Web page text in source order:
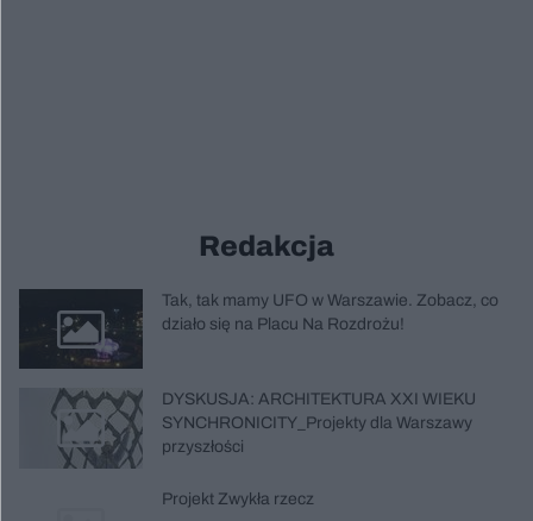
Redakcja
Tak, tak mamy UFO w Warszawie. Zobacz, co
działo się na Placu Na Rozdrożu!
DYSKUSJA: ARCHITEKTURA XXI WIEKU
SYNCHRONICITY_Projekty dla Warszawy
przyszłości
Projekt Zwykła rzecz